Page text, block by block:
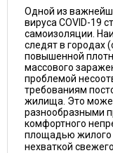
Одной из
вируса COVID-19
самоизоляции.
следят в городах
повышенной
массового
проблемой
требованиям
жилища. Это
разнообразными
комфортного
площадью жилого
нехваткой